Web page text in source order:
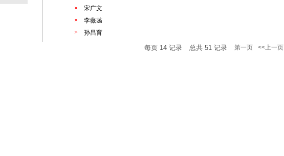
宋广文
李薇菡
孙昌育
每页 14 记录 总共 51 记录 第一页 <<上一页